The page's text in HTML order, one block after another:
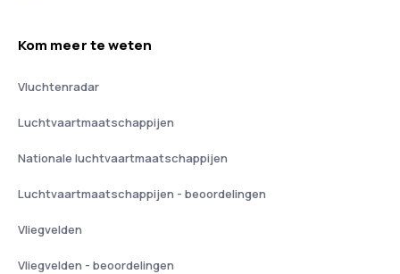
Kom meer te weten
Vluchtenradar
Luchtvaartmaatschappijen
Nationale luchtvaartmaatschappijen
Luchtvaartmaatschappijen - beoordelingen
Vliegvelden
Vliegvelden - beoordelingen